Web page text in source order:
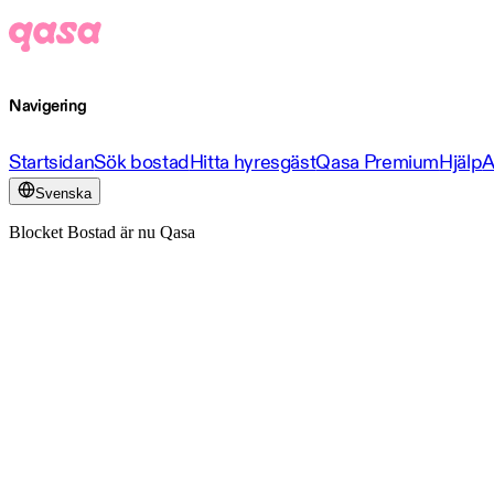
Navigering
StartsidanSök bostadHitta hyresgästQasa PremiumHjälp
Svenska
Blocket Bostad är nu Qasa